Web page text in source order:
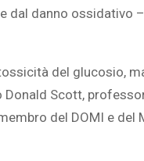
dal danno ossidativo
del glucosio,
Donald Scott,
del DOMI e del